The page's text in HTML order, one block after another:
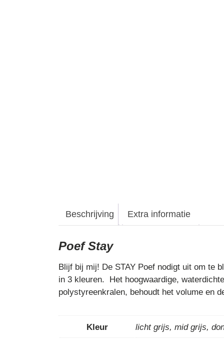
Beschrijving Extra informatie
Poef Stay
Blijf bij mij! De STAY Poef nodigt uit om te
in 3 kleuren. Het hoogwaardige,
polystyreenkralen, behoudt het volume en
Kleur licht grijs, mid grijs,